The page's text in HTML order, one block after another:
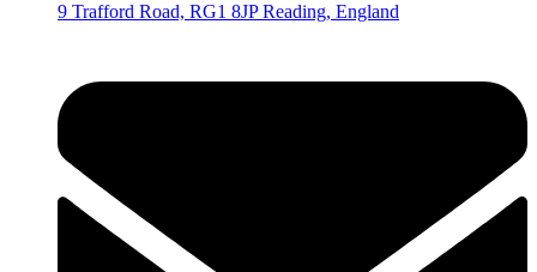
9 Trafford Road, RG1 8JP Reading, England